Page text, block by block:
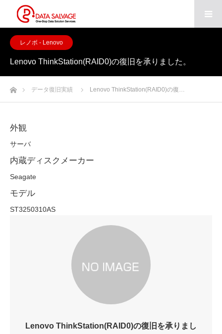
レノボ - Lenovo
Lenovo ThinkStation(RAID0)の復旧を承りました。
ホームデータ復旧実績 Lenovo ThinkStation(RAID0)の復…
外観
サーバ
内蔵ディスクメーカー
Seagate
モデル
ST3250310AS
Lenovo ThinkStation(RAID0)の復旧を承りまし